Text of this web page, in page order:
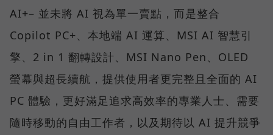
AI+– 並未將 AI 視為單一賣點，而是整合
Copilot PC+、本地端 AI 運算、MSI AI 智慧引
擎、2 in 1 翻轉設計、MSI Nano Pen、OLED
螢幕與超長續航，提供使用者更完整且全面的 AI
PC 體驗，更好滿足追求高效率的專業人士、需要
隨時移動的自由工作者，以及期待以 AI 提升競爭